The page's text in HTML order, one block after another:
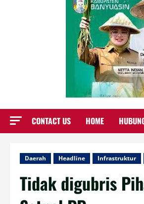
CONTACT US HOME
Daerah Headline Infrastruktur
Tidak digubris